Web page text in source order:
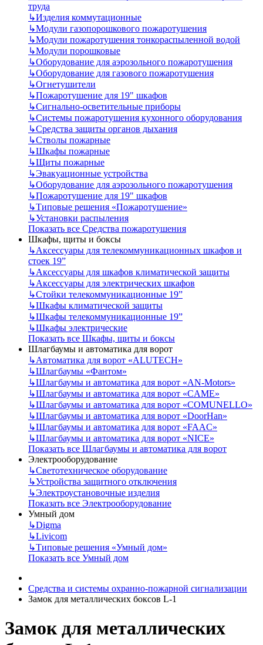
труда
↳Изделия коммутационные
↳Модули газопорошкового пожаротушения
↳Модули пожаротушения тонкораспыленной водой
↳Модули порошковые
↳Оборудование для аэрозольного пожаротушения
↳Оборудование для газового пожаротушения
↳Огнетушители
↳Пожаротушение для 19" шкафов
↳Сигнально-осветительные приборы
↳Системы пожаротушения кухонного оборудования
↳Средства защиты органов дыхания
↳Стволы пожарные
↳Шкафы пожарные
↳Щиты пожарные
↳Эвакуационные устройства
↳Оборудование для аэрозольного пожаротушения
↳Пожаротушение для 19" шкафов
↳Типовые решения «Пожаротушение»
↳Установки распыления
Показать все Средства пожаротушения
Шкафы, щиты и боксы
↳Аксессуары для телекоммуникационных шкафов и
стоек 19”
↳Аксессуары для шкафов климатической защиты
↳Аксессуары для электрических шкафов
↳Стойки телекоммуникационные 19”
↳Шкафы климатической защиты
↳Шкафы телекоммуникационные 19”
↳Шкафы электрические
Показать все Шкафы, щиты и боксы
Шлагбаумы и автоматика для ворот
↳Автоматика для ворот «ALUTECH»
↳Шлагбаумы «Фантом»
↳Шлагбаумы и автоматика для ворот «AN-Motors»
↳Шлагбаумы и автоматика для ворот «CAME»
↳Шлагбаумы и автоматика для ворот «COMUNELLO»
↳Шлагбаумы и автоматика для ворот «DoorHan»
↳Шлагбаумы и автоматика для ворот «FAAC»
↳Шлагбаумы и автоматика для ворот «NICE»
Показать все Шлагбаумы и автоматика для ворот
Электрооборудование
↳Светотехническое оборудование
↳Устройства защитного отключения
↳Электроустановочные изделия
Показать все Электрооборудование
Умный дом
↳Digma
↳Livicom
↳Типовые решения «Умный дом»
Показать все Умный дом
Средства и системы охранно-пожарной сигнализации
Замок для металлических боксов L-1
Замок для металлических